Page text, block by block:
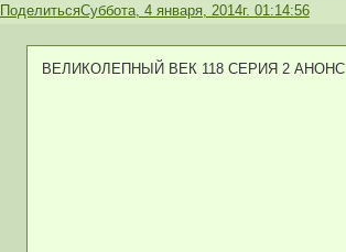
ПоделитьсяСуббота, 4 января, 2014г. 01:14:56
ВЕЛИКОЛЕПНЫЙ ВЕК 118 СЕРИЯ 2 АНОНС